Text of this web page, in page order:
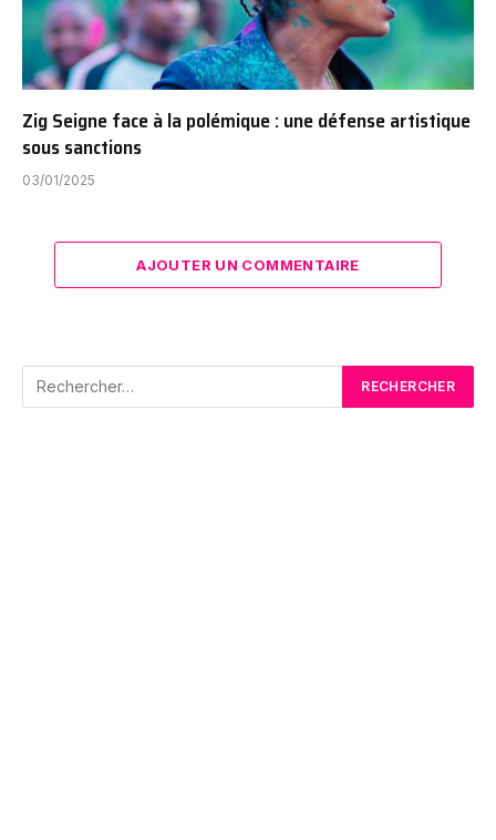
Zig Seigne face à la polémique : une défense artistique
sous sanctions
03/01/2025
AJOUTER UN COMMENTAIRE